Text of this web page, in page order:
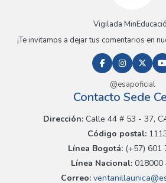
Vigilada
¡Te invitamos a dejar tus comentarios en
@esapoficial
Contacto Sede
Dirección:Calle 44 # 53 - 37,
Código postal:
Línea Bogotá:(+57) 601
Línea Nacional: 018000
Correo: